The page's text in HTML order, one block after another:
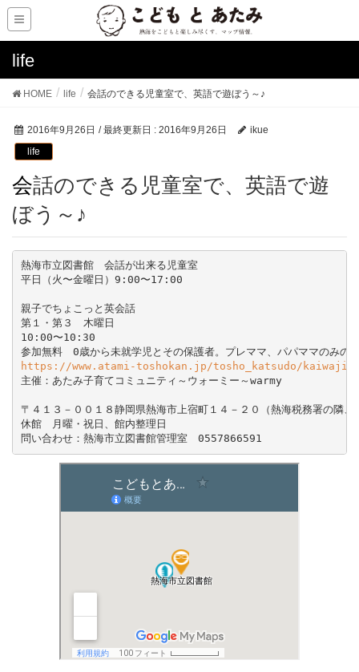
life
HOME life 会話のできる児童室で、英語で遊ぼう～♪
2016年9月26日 / 最終更新日 : 2016年9月26日
ikue
life
会話のできる児童室で、英語で遊
ぼう～♪
熱海市立図書館　会話が出来る児童室
平日（火〜金曜日）9:00〜17:00
親子でちょこっと英会話
第１・第３　木曜日
10:00〜10:30
主催：あたみ子育てコミュニティ～ウォーミー～warmy
〒４１３－００１８静岡県熱海市上宿町１４－２０（熱海税務署の隣、
休館　月曜・祝日、館内整理日
問い合わせ：熱海市立図書館管理室　0557866591